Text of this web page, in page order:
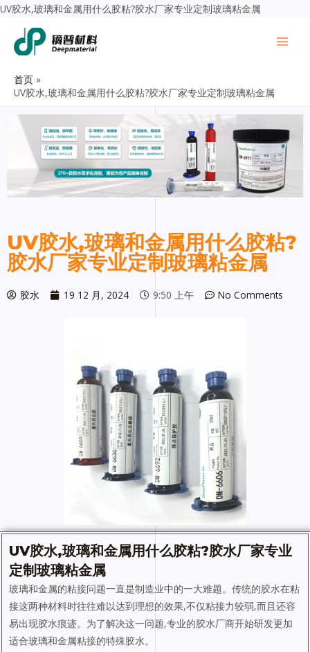
UV胶水,玻璃和金属用什么胶粘?胶水厂家专业定制玻璃粘金属
首页
UV胶水,玻璃和金属用什么胶粘?胶水厂家专业定制玻璃粘金属
UV胶水,玻璃和金属用什么胶粘?
胶水厂家专业定制玻璃粘金属
胶水 19 12 月, 2024 9:50 上午 No Comments
UV胶水,玻璃和金属用什么胶粘?胶水厂家专业
定制玻璃粘金属
玻璃和金属的粘接问题一直是制造业中的一大难题。传统的胶水在粘
接这两种材料时往往难以达到理想的效果,不仅粘接力较弱,而且还容
易出现胶水痕迹。为了解决这一问题,专业的胶水厂商开始研发更加
适合玻璃和金属粘接的特殊胶水。